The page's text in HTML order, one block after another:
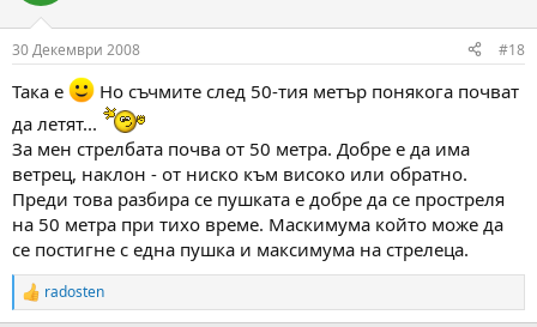
30 Декември 2008 #18
Така е
Но съчмите след 50-тия метър понякога почват
да летят...
За мен стрелбата почва от 50 метра. Добре е да има
ветрец, наклон - от ниско към високо или обратно.
Преди това разбира се пушката е добре да се простреля
на 50 метра при тихо време. Маскимума който може да
се постигне с една пушка и максимума на стрелеца.
R
e
radosten